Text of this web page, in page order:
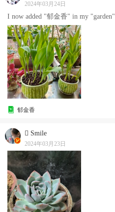
2024年03月24日
I now added "郁金香" in my "garden"
郁金香
 Smile
2024年03月23日